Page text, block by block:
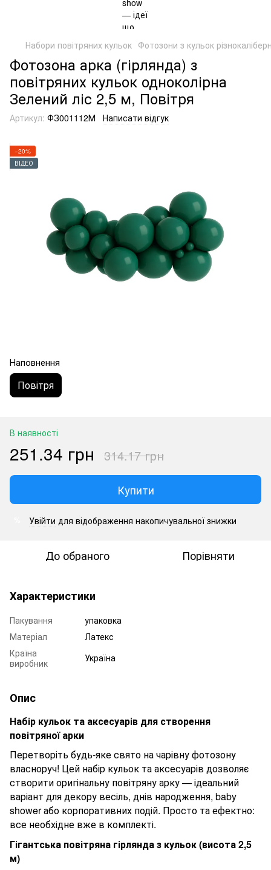
Набори повітряних кульок Фотозони з кульок
Фотозона арка (гірлянда) з
повітряних кульок одноколірна
Зелений ліс 2,5 м, Повітря
Артикул: ФЗ001112М Написати відгук
−20%
ВІДЕО
Наповнення
Повітря
В наявності
251.34 грн 314.17 грн
Купити
Увійти для відображення накопичувальної знижки
До обраного Порівняти
Характеристики
Пакування
упаковка
Матеріал
Латекс
Країна
виробник
Україна
Опис
Набір кульок та аксесуарів для створення
повітряної арки
Перетворіть будь-яке свято на чарівну фотозону
власноруч! Цей набір кульок та аксесуарів дозволяє
створити оригінальну повітряну арку — ідеальний
варіант для декору весіль, днів народження, baby
shower або корпоративних подій. Просто та ефектно:
все необхідне вже в комплекті.
Гігантська повітряна гірлянда з кульок (висота2,5
м)